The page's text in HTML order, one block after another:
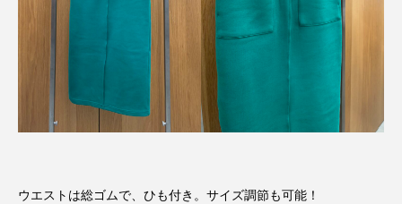
ウエストは総ゴムで、ひも付き。サイズ調節も可能！